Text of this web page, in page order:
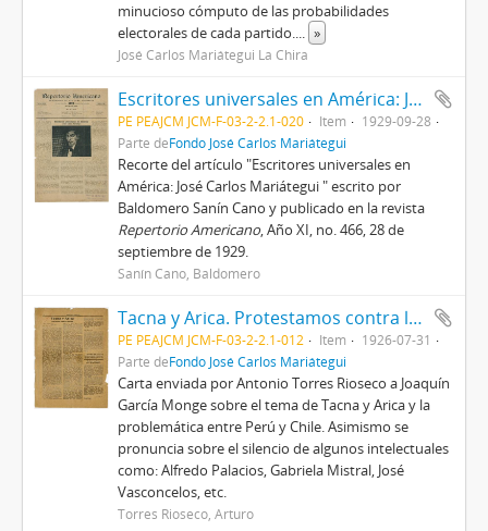
minucioso cómputo de las probabilidades
electorales de cada partido.... »
José Carlos Mariátegui La Chira
Escritores universales en América: José Carlos Mariátegui [Recorte de prensa]
PE PEAJCM JCM-F-03-2-2.1-020 Item
1929-09-28
Parte deFondo José Carlos Mariátegui
Recorte del artículo "Escritores universales en
América: José Carlos Mariátegui " escrito por
Baldomero Sanín Cano y publicado en la revista
Repertorio Americano, Año XI, no. 466, 28 de
septiembre de 1929.
Sanín Cano, Baldomero
Tacna y Arica. Protestamos contra la barbarie [Recorte de prensa]
PE PEAJCM JCM-F-03-2-2.1-012 Item
1926-07-31
Parte deFondo José Carlos Mariátegui
Carta enviada por Antonio Torres Rioseco a Joaquín
García Monge sobre el tema de Tacna y Arica y la
problemática entre Perú y Chile. Asimismo se
pronuncia sobre el silencio de algunos intelectuales
como: Alfredo Palacios, Gabriela Mistral, José
Vasconcelos, etc.
Torres Rioseco, Arturo